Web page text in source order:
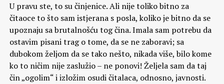
U pravu ste, to su činjenice. Ali nije toliko bitno za
čitaoce to što sam istjerana s posla, koliko je bitno da se
upoznaju sa brutalnošću tog čina. Imala sam potrebu da
ostavim pisani trag o tome, da se ne zaboravi; sa
dubokom željom da se tako nešto, nikada više, bilo kome
ko to ničim nije zaslužio – ne ponovi! Željela sam da taj
čin „ogolim“ i izložim osudi čitalaca, odnosno, javnosti.